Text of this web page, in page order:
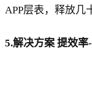
APP层表，释放几
5.解决方案 提效率